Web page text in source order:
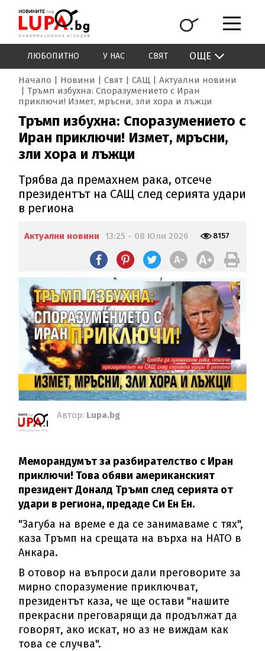
ЛЮБОПИТНО У НАС СВЯТ ОЩЕ
Начало Новини Свят САЩ
Актуални новини
Тръмп избухна: Споразумението с Иран
приключи! Измет, мръсни, зли хора и лъжци
Тръмп избухна: Споразумението с
Иран приключи! Измет, мръсни,
зли хора и лъжци
Трябва да премахнем рака, отсече
президентът на САЩ след серията удари
в региона
Актуални новини 13:25 - 08 Юли 2026 8157
Автор: Lupa.bg
Меморандумът за разбирателство с Иран
приключи! Това обяви американският
президент Доналд Тръмп след серията от
удари в региона, предаде Си Ен Ен.
"Загуба на време е да се занимаваме с тях",
каза Тръмп на срещата на върха на НАТО в
Анкара.
В отовор на въпроси дали преговорите за
мирно споразумение приключват,
президентът каза, че ще остави "нашите
прекрасни преговарящи да продължат да
говорят, ако искат, но аз не виждам как
това се случва".